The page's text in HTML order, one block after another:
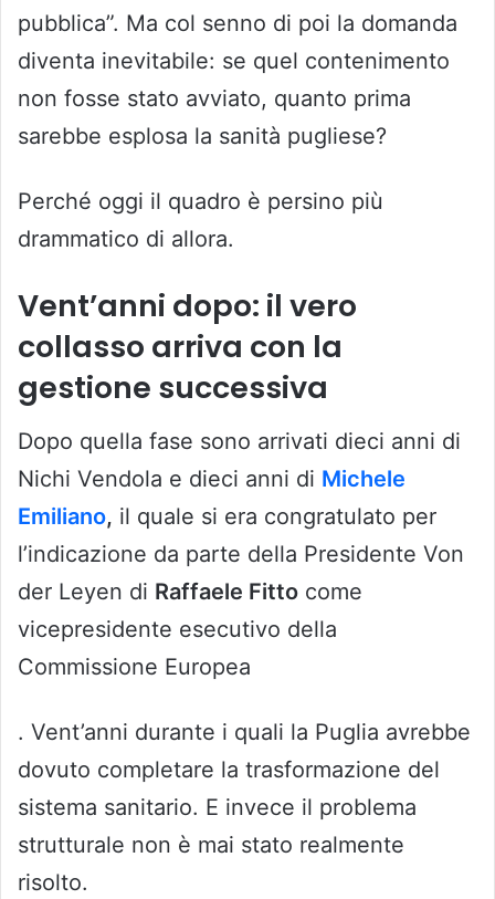
pubblica”. Ma col senno di poi la domanda
diventa inevitabile: se quel contenimento
non fosse stato avviato, quanto prima
sarebbe esplosa la sanità pugliese?
Perché oggi il quadro è persino più
drammatico di allora.
Vent’anni dopo: il vero
collasso arriva con la
gestione successiva
Dopo quella fase sono arrivati dieci anni di
Nichi Vendola e dieci anni di Michele
Emiliano, il quale si era congratulato per
l’indicazione da parte della Presidente Von
der Leyen di Raffaele Fitto come
vicepresidente esecutivo della
Commissione Europea
. Vent’anni durante i quali la Puglia avrebbe
dovuto completare la trasformazione del
sistema sanitario. E invece il problema
strutturale non è mai stato realmente
risolto.